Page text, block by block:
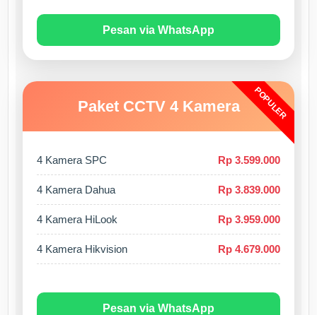
Pesan via WhatsApp
POPULER
Paket CCTV 4 Kamera
4 Kamera SPC Rp 3.599.000
4 Kamera Dahua Rp 3.839.000
4 Kamera HiLook Rp 3.959.000
4 Kamera Hikvision Rp 4.679.000
Pesan via WhatsApp